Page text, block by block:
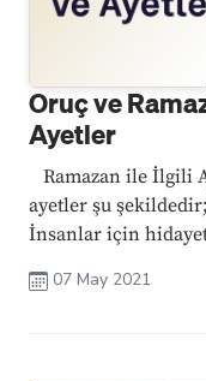
Oruç ve
Ayetler
Ramazan ile İlgili
ayetler şu
İnsanlar için
Kur’an onda
07 May 2021